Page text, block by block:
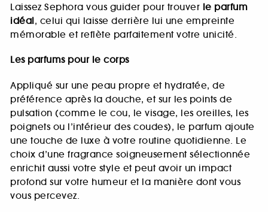
Laissez Sephora vous guider pour trouver le parfum
idéal, celui qui laisse derrière lui une empreinte
mémorable et reflète parfaitement votre unicité.
Les parfums pour le corps
Appliqué sur une peau propre et hydratée, de
préférence après la douche, et sur les points de
pulsation (comme le cou, le visage, les oreilles, les
poignets ou l’intérieur des coudes), le parfum ajoute
une touche de luxe à votre routine quotidienne. Le
choix d’une fragrance soigneusement sélectionnée
enrichit aussi votre style et peut avoir un impact
profond sur votre humeur et la manière dont vous
vous percevez.